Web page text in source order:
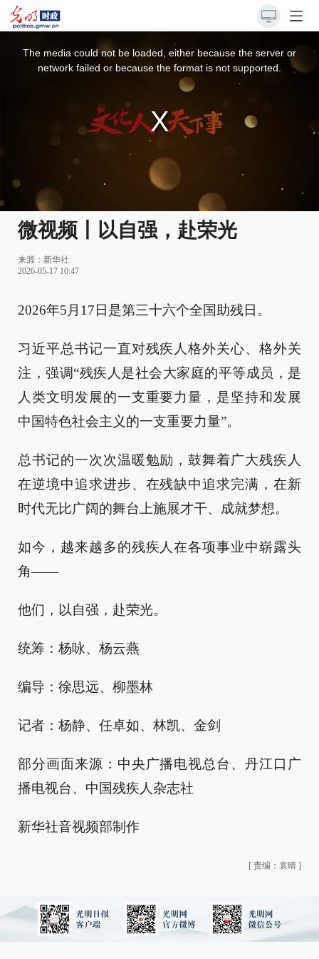
The media could not be loaded, either because the server or
network failed or because the format is not supported.
微视频丨以自强，赴荣光
来源： 新华社
2026-05-17 10:47
2026年5月17日是第三十六个全国助残日。
习近平总书记一直对残疾人格外关心、格外关
注，强调“残疾人是社会大家庭的平等成员，是
人类文明发展的一支重要力量，是坚持和发展
中国特色社会主义的一支重要力量”。
总书记的一次次温暖勉励，鼓舞着广大残疾人
在逆境中追求进步、在残缺中追求完满，在新
时代无比广阔的舞台上施展才干、成就梦想。
如今，越来越多的残疾人在各项事业中崭露头
角——
他们，以自强，赴荣光。
统筹：杨咏、杨云燕
编导：徐思远、柳墨林
记者：杨静、任卓如、林凯、金剑
部分画面来源：中央广播电视总台、丹江口广
播电视台、中国残疾人杂志社
新华社音视频部制作
[ 责编：袁晴 ]